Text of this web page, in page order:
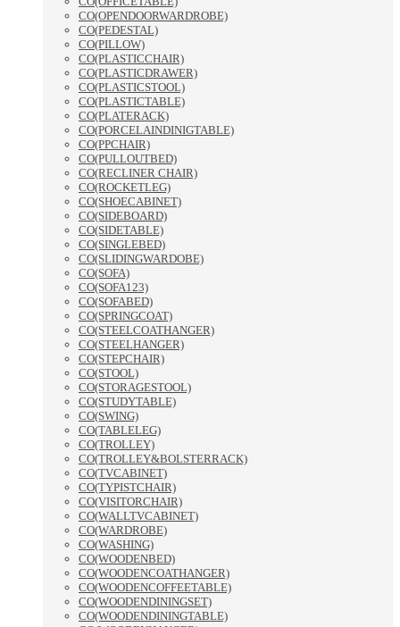
CO(OPENDOORWARDROBE)
CO(PEDESTAL)
CO(PILLOW)
CO(PLASTICCHAIR)
CO(PLASTICDRAWER)
CO(PLASTICSTOOL)
CO(PLASTICTABLE)
CO(PLATERACK)
CO(PORCELAINDINIGTABLE)
CO(PPCHAIR)
CO(PULLOUTBED)
CO(RECLINER CHAIR)
CO(ROCKETLEG)
CO(SHOECABINET)
CO(SIDEBOARD)
CO(SIDETABLE)
CO(SINGLEBED)
CO(SLIDINGWARDOBE)
CO(SOFA)
CO(SOFA123)
CO(SOFABED)
CO(SPRINGCOAT)
CO(STEELCOATHANGER)
CO(STEELHANGER)
CO(STEPCHAIR)
CO(STOOL)
CO(STORAGESTOOL)
CO(STUDYTABLE)
CO(SWING)
CO(TABLELEG)
CO(TROLLEY)
CO(TROLLEY&BOLSTERRACK)
CO(TVCABINET)
CO(TYPISTCHAIR)
CO(VISITORCHAIR)
CO(WALLTVCABINET)
CO(WARDROBE)
CO(WASHING)
CO(WOODENBED)
CO(WOODENCOATHANGER)
CO(WOODENCOFFEETABLE)
CO(WOODENDININGSET)
CO(WOODENDININGTABLE)